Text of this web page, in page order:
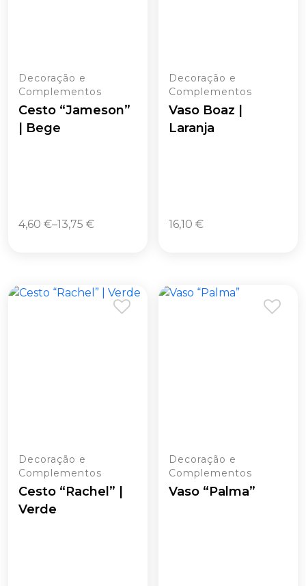
Decoração e
Complementos
Cesto “Jameson”
| Bege
4,60 €–13,75 €
Decoração e
Complementos
Vaso Boaz |
Laranja
16,10€
Decoração e
Complementos
Cesto “Rachel” |
Verde
Decoração e
Complementos
Vaso “Palma”